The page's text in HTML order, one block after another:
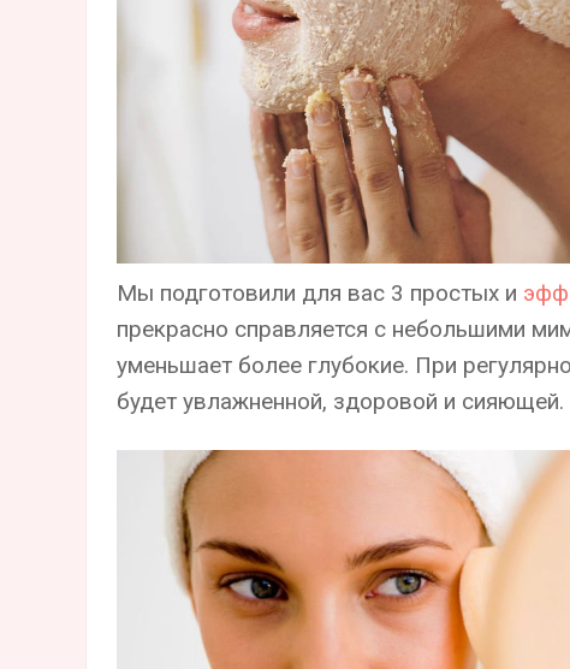
Мы подготовили для вас 3 простых и
прекрасно справляется с небольшими
уменьшает более глубокие. При
будет увлажненной, здоровой и сияющей.